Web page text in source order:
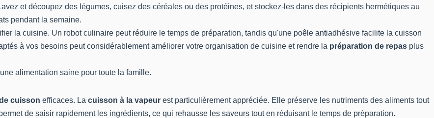
et découpez des légumes, cuisez des céréales ou des protéines, et stockez-les dans des récipients hermétiques au
pendant la semaine.
la cuisine. Un robot culinaire peut réduire le temps de préparation, tandis qu'une poêle antiadhésive facilite la cuisson
à vos besoins peut considérablement améliorer votre organisation de cuisine et rendre la préparation de repas plus
alimentation saine pour toute la famille.
cuisson efficaces. La cuisson à la vapeur est particulièrement appréciée. Elle préserve les nutriments des aliments tout
de saisir rapidement les ingrédients, ce qui rehausse les saveurs tout en réduisant le temps de préparation.